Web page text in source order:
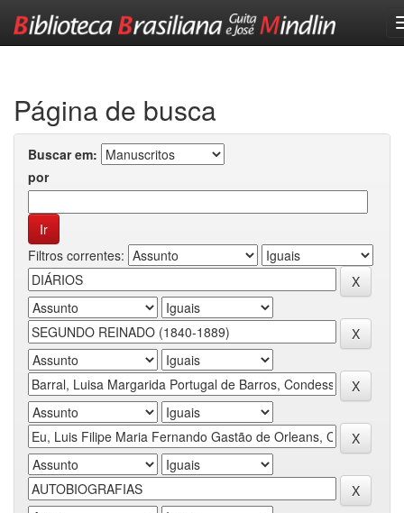
Página de busca
Buscar em:
por
Filtros correntes: